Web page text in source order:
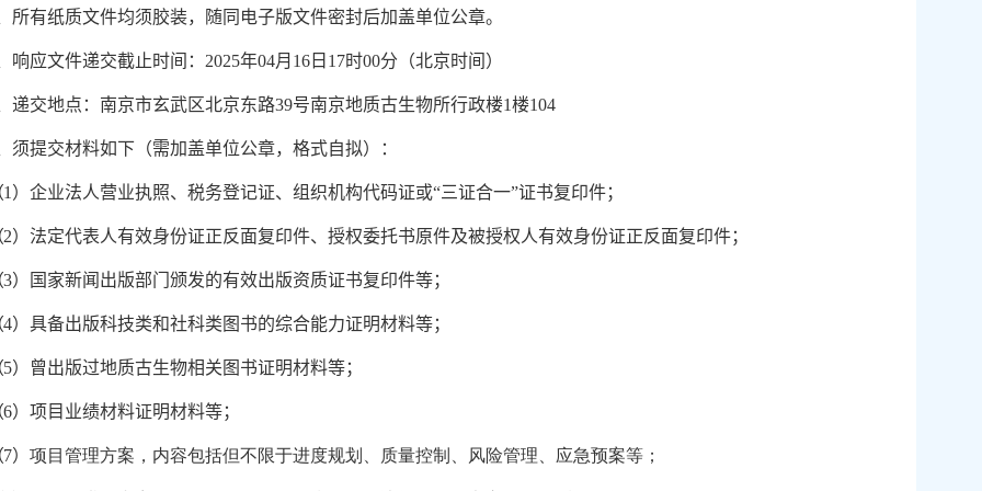
所有纸质文件均须胶装，随同电子版文件密封后加盖单位公章。
响应文件递交截止时间： 2025年04月 16 日 17时00分（北京时间）
递交地点：南京市玄武区北京东路39号南京地质古生物所行政楼1楼104
须提交材料如下（需加盖单位公章，格式自拟）：
1 ）企业法人营业执照、税务登记证、组织机构代码证或“三证合一”证书复印件；
2）法定代表人有效身份证正反面复印件、授权委托书原件及被授权人有效身份证正反面复印件；
3）国家新闻出版部门颁发的有效出版资质证书复印件等；
4）具备出版科技类和社科类图书的综合能力证明材料等；
5）曾出版过地质古生物相关图书证明材料等；
6）项目业绩材料证明材料等；
7）项目管理方案，内容包括但不限于进度规划、质量控制、风险管理、应急预案等；